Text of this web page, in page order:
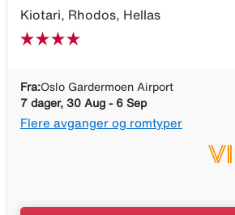
Kiotari, Rhodos, Hellas
Fra:Oslo Gardermoen Airport
7 dager, 30 Aug - 6 Sep
Flere avganger og romtyper